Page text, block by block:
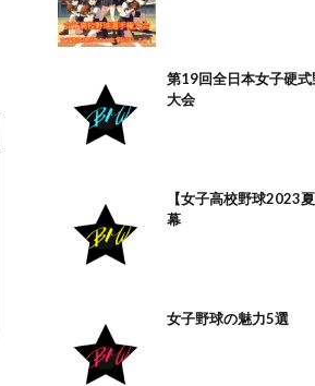
第19回全日本女子硬式
大会
【女子高校野球2023
幕
女子野球の魅力5選